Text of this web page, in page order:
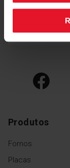
Produtos
Fornos
Placas